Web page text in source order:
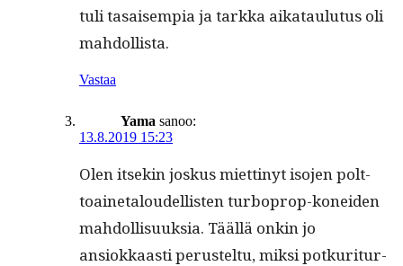
tuli tasaisem­pia ja tark­ka aikataulu­tus oli
mahdollista.
Vastaa
Yama sanoo:
13.8.2019 15:23
Olen itsekin joskus miet­tinyt iso­jen polt­
toaine­taloudel­lis­ten tur­bo­prop-konei­den
mah­dol­lisuuk­sia. Tääl­lä onkin jo
ansiokkaasti perustel­tu, mik­si potku­rit­ur­